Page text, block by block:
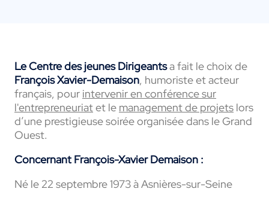
Le Centre des jeunes Dirigeantsa fait le choix de
François Xavier-Demaison, humoriste et acteur
français, pour intervenir en conférence sur
l'entrepreneuriatet le management de projets lors
d’une prestigieuse soirée organisée dans le Grand
Ouest.
Concernant François-Xavier Demaison :
Né le 22 septembre 1973à Asnières-sur-Seine